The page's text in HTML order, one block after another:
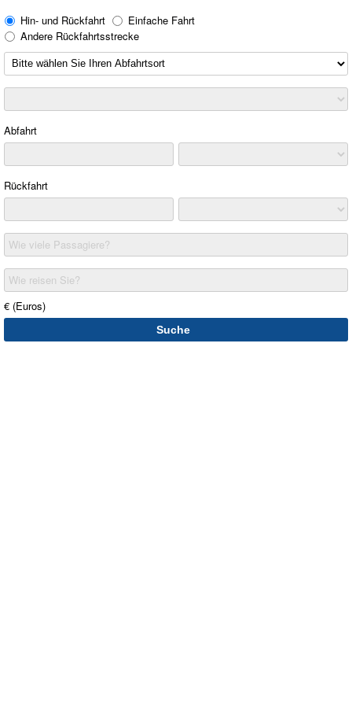
Hin- und Rückfahrt
Einfache Fahrt
Andere Rückfahrtsstrecke
Abfahrt
Rückfahrt
Wie viele Passagiere?
Wie reisen Sie?
€ (Euros)
Suche